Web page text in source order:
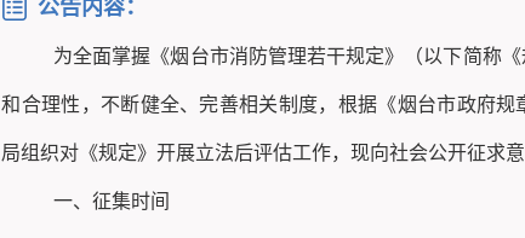
公告内容：
为全面掌握《烟台市消防管理若干规定》（以下简称《
和合理性，不断健全、完善相关制度，根据《烟台市政府
局组织对《规定》开展立法后评估工作，现向社会公开征求意
一、征集时间